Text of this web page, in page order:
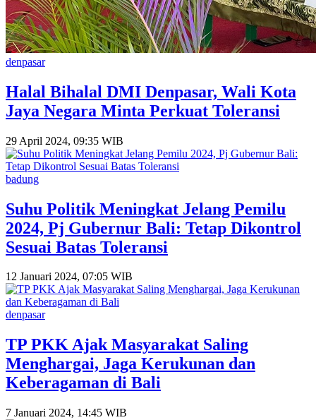
denpasar
Halal Bihalal DMI Denpasar, Wali Kota
Jaya Negara Minta Perkuat Toleransi
29 April 2024, 09:35 WIB
badung
Suhu Politik Meningkat Jelang Pemilu
2024, Pj Gubernur Bali: Tetap Dikontrol
Sesuai Batas Toleransi
12 Januari 2024, 07:05 WIB
denpasar
TP PKK Ajak Masyarakat Saling
Menghargai, Jaga Kerukunan dan
Keberagaman di Bali
7 Januari 2024, 14:45 WIB